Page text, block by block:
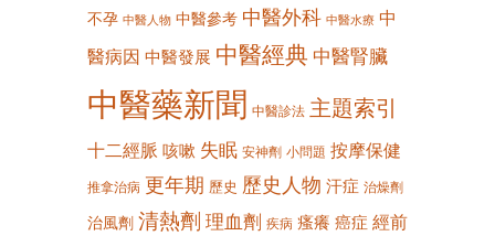
不孕 中醫人物 中醫參考 中醫外科 中醫水療 中
醫病因 中醫發展 中醫經典 中醫腎臟
中醫藥新聞 中醫診法 主題索引
十二經脈 咳嗽 失眠 安神劑 小問題 按摩保健
推拿治病 更年期 歷史 歷史人物 汗症 治燥劑
治風劑 清熱劑 理血劑 疾病 瘙癢 癌症 經前